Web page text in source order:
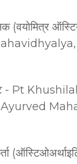
(वयोमित्र
- Pt